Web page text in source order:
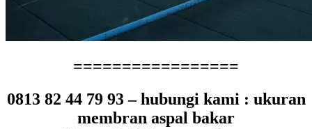
=================
0813 82 44 79 93 – hubungi kami : ukuran
membran aspal bakar